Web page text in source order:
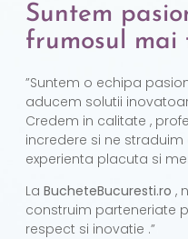
Suntem
frumosul mai
”Suntem o echipa
aducem solutii
Credem in calitate ,
incredere si ne
experienta placuta si
La BucheteBucuresti.ro ,
construim parteneriate
respect si inovatie .”